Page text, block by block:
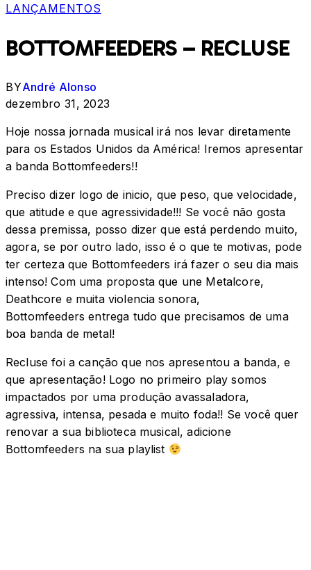
LANÇAMENTOS
BOTTOMFEEDERS – RECLUSE
BYAndré Alonso
dezembro 31, 2023
Hoje nossa jornada musical irá nos levar diretamente
para os Estados Unidos da América! Iremos apresentar
a banda Bottomfeeders!!
Preciso dizer logo de inicio, que peso, que velocidade,
que atitude e que agressividade!!! Se você não gosta
dessa premissa, posso dizer que está perdendo muito,
agora, se por outro lado, isso é o que te motivas, pode
ter certeza que Bottomfeeders irá fazer o seu dia mais
intenso! Com uma proposta que une Metalcore,
Deathcore e muita violencia sonora,
Bottomfeeders entrega tudo que precisamos de uma
boa banda de metal!
Recluse foi a canção que nos apresentou a banda, e
que apresentação! Logo no primeiro play somos
impactados por uma produção avassaladora,
agressiva, intensa, pesada e muito foda!! Se você quer
renovar a sua biblioteca musical, adicione
Bottomfeeders na sua playlist